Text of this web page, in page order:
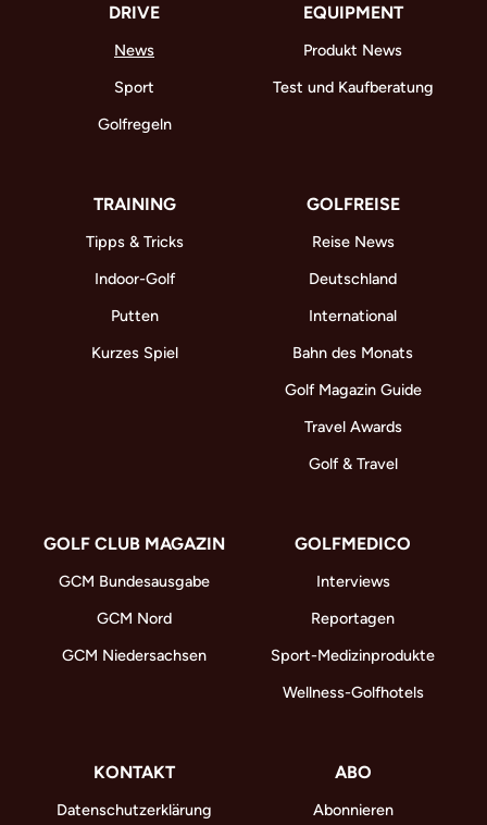
DRIVE
News
Sport
Golfregeln
EQUIPMENT
Produkt News
Test und Kaufberatung
TRAINING
Tipps & Tricks
Indoor-Golf
Putten
Kurzes Spiel
GOLFREISE
Reise News
Deutschland
International
Bahn des Monats
Golf Magazin Guide
Travel Awards
Golf & Travel
GOLF CLUB MAGAZIN
GCM Bundesausgabe
GCM Nord
GCM Niedersachsen
GOLFMEDICO
Interviews
Reportagen
Sport-Medizinprodukte
Wellness-Golfhotels
KONTAKT
Datenschutzerklärung
ABO
Abonnieren